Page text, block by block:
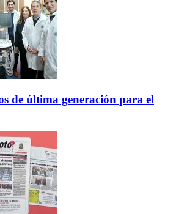
de última generación para el